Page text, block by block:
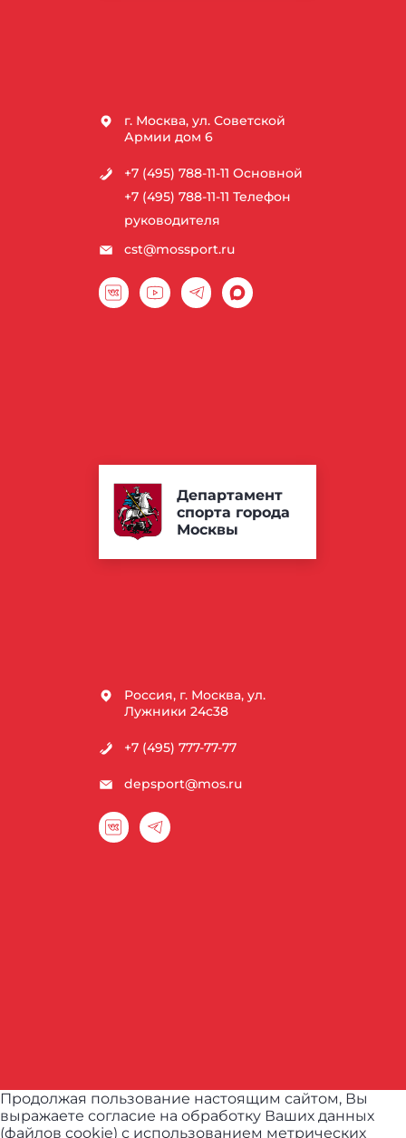
г. Москва, ул. Советской
Армии дом 6
+7 (495) 788-11-11 Основной
+7 (495) 788-11-11 Телефон
руководителя
cst@mossport.ru
Департамент
спорта города
Москвы
Россия, г. Москва, ул.
Лужники 24с38
+7 (495) 777-77-77
depsport@mos.ru
Продолжая пользование настоящим сайтом, Вы
выражаете согласие на обработку Ваших данных
(файлов cookie) с использованием метрических